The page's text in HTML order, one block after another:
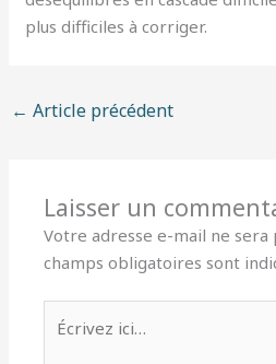
plus difficiles à corriger.
← Article précédent
Laisser un
Votre adresse e-mail ne sera
champs obligatoires sont
ici…